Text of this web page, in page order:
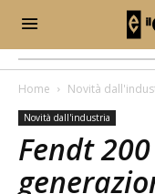
Home Novità
Novità dall'industria
Fendt